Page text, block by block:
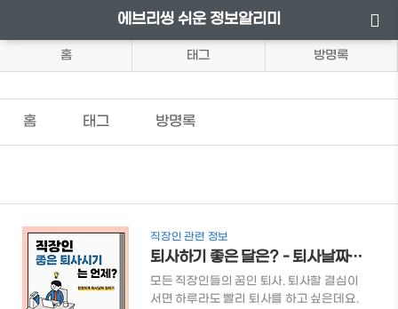
에브리씽 쉬운 정보알리미
홈 태그 방명록
홈 태그 방명록
직장인 관련 정보
퇴사하기 좋은 달은? - 퇴사날짜 정하는 법
모든 직장인들의 꿈인 퇴사. 퇴사할 결심이
서면 하루라도 빨리 퇴사를 하고 싶은데요.